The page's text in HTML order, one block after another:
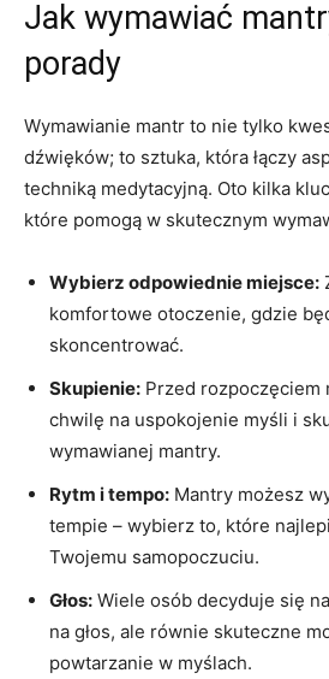
Jak wymawiać
porady
Wymawianie mantr to nie tylko
dźwięków; to sztuka, która łączy
techniką medytacyjną. Oto kilka
które pomogą w skutecznym
Wybierz odpowiednie miejsce:
komfortowe ​otoczenie,‌ gdzie
skoncentrować.
Skupienie: Przed rozpoczęciem
chwilę na uspokojenie myśli ‍i
wymawianej‌ mantry.
Rytm i tempo: Mantry możesz
tempie – wybierz to, które
Twojemu ​samopoczuciu.
Głos: ​Wiele osób decyduje ‌się
na głos, ale równie skuteczne
powtarzanie w myślach.